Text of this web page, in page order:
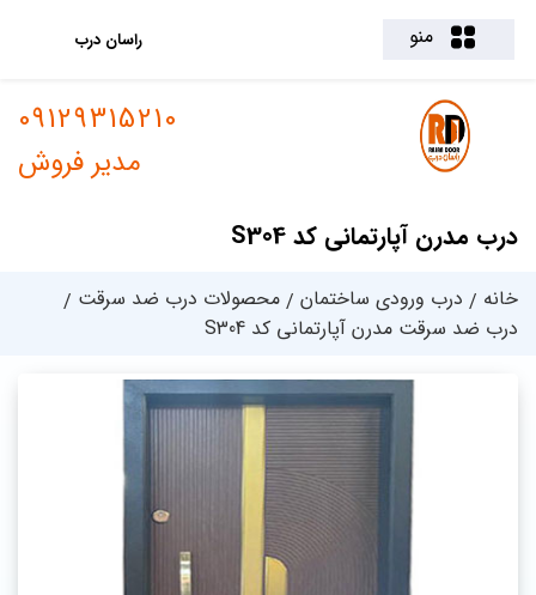
منو راسان درب
درب مدرن آپارتمانی کد S304
09129315210
مدیر فروش
خانه درب ورودی ساختمان
محصولات درب ضد سرقت
درب ضد سرقت مدرن آپارتمانی کد S304